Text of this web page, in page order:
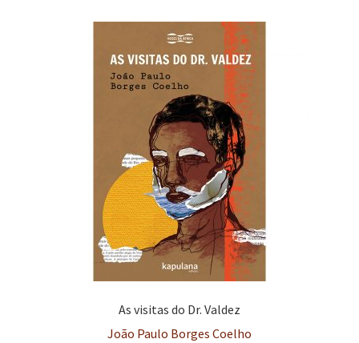
As visitas do Dr. Valdez
João Paulo Borges Coelho